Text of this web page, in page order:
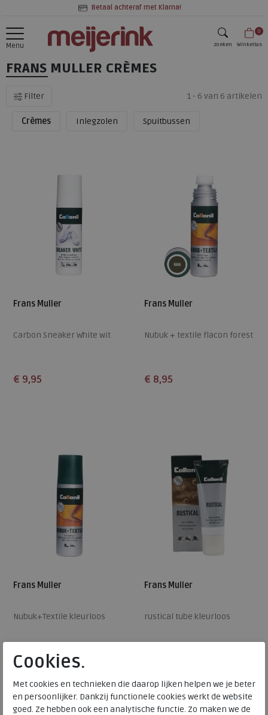
Betaal achteraf met Klarna!
Menu zoeken
0
Winkeltas
FRANS MULLER CRÈMES
Filter 1 - 6 van 6 artikelen
Crèmes Inlegzolen Spuitbussen
Frans Muller
Carbon Sneaker White wit
€ 9,95
Frans Muller
Nubuk + textile flacon forest
€ 8,95
Frans Muller
Nubuk+Textile kleurloos
€ 8,95
Beschikbare maten
ONE
Frans Muller
rustical tube kleurloos
Beschikbare maten
ONE
Cookies.
Met cookies en technieken die daarop lijken helpen we je beter
en persoonlijker. Dankzij functionele cookies werkt de website
goed. Ze hebben ook een analytische functie. Zo maken we de